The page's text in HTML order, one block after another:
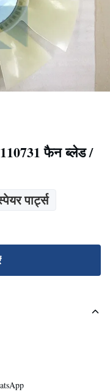
फैन ब्लेड /
पार्ट्स